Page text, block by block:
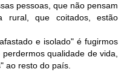
pessoas, que não pensam
rural, que coitados, estão
e isolado" é fugirmos
qualidade de vida,
ao resto do país.